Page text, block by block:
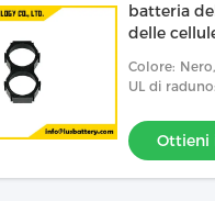
batteria
delle
Colore:
UL di
Ottieni